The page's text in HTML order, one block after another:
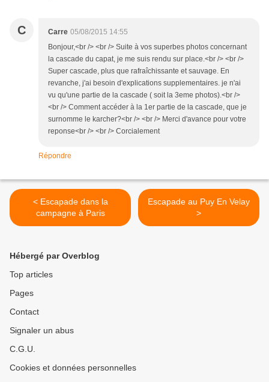
C Carre 05/08/2015 14:55
Bonjour,<br /> <br /> Suite à vos superbes photos concernant
la cascade du capat, je me suis rendu sur place.<br /> <br />
Super cascade, plus que rafraîchissante et sauvage. En
revanche, j'ai besoin d'explications supplementaires. je n'ai
vu qu'une partie de la cascade ( soit la 3eme photos).<br />
<br /> Comment accéder à la 1er partie de la cascade, que je
surnomme le karcher?<br /> <br /> Merci d'avance pour votre
reponse<br /> <br /> Corcialement
Répondre
< Escapade dans la
campagne à Paris
Escapade au Puy En Velay
>
Hébergé par Overblog
Top articles
Pages
Contact
Signaler un abus
C.G.U.
Cookies et données personnelles